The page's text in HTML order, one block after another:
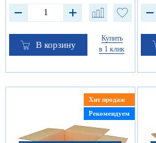
В корзину
Купить
в 1 клик
Хит продаж
Рекомендуем